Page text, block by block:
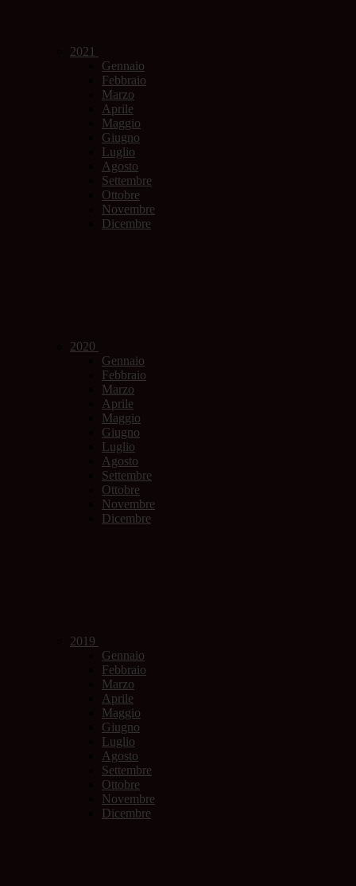
2021
Gennaio
Febbraio
Marzo
Aprile
Maggio
Giugno
Luglio
Agosto
Settembre
Ottobre
Novembre
Dicembre
2020
Gennaio
Febbraio
Marzo
Aprile
Maggio
Giugno
Luglio
Agosto
Settembre
Ottobre
Novembre
Dicembre
2019
Gennaio
Febbraio
Marzo
Aprile
Maggio
Giugno
Luglio
Agosto
Settembre
Ottobre
Novembre
Dicembre